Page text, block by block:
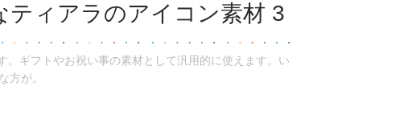
ティアラのアイコン素材 3
。ギフトやお祝い事の素材として汎用的に使えます。い
方が。